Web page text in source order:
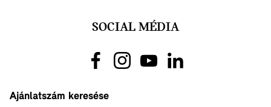
SOCIAL MÉDIA
Ajánlatszám keresése